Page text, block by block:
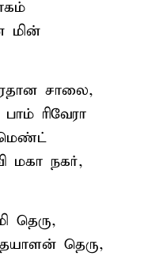
மின்
சாலை,
ரிவேரா
மகா நகர்,
தெரு,
தெரு,